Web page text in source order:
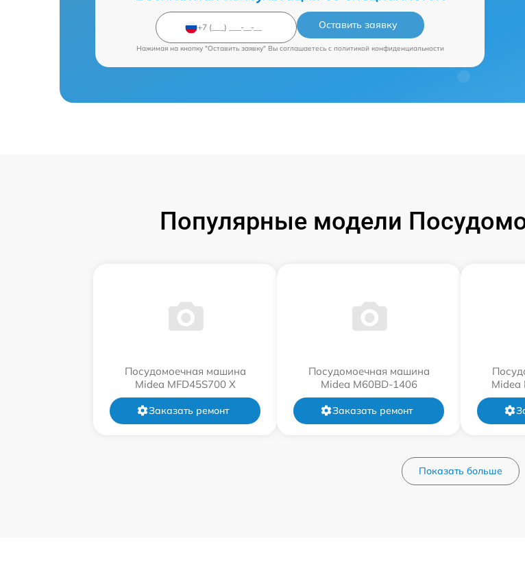
Оставить заявку
Нажимая на кнопку "Оставить заявку" Вы соглашаетесь c политикой конфиденциальности
Популярные модели
Посудомоечная машина
Midea MFD45S700 X
Заказать ремонт
Посудомоечная машина
Midea M60BD-1406
Заказать ремонт
Midea
Показать больше